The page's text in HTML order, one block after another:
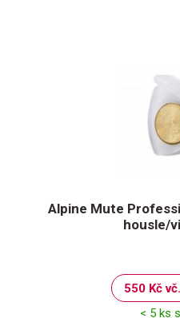
Alpine Mute
housle/
550
< 5 ks